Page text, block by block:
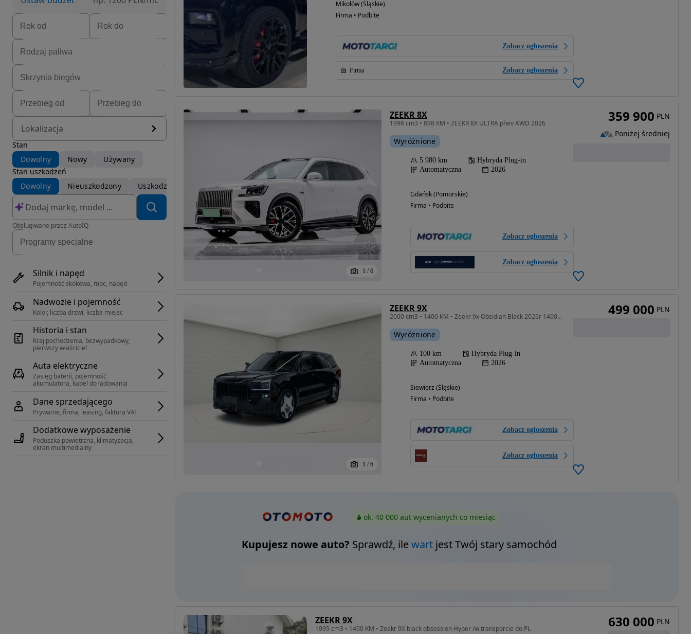
Lokalizacja
Stan
Dowolny
Nowy
Używany
Stan uszkodzeń
Dowolny
Nieuszkodzony Uszkodzony
Obsługiwane przez AutoIQ
Silnik i napęd
Pojemność skokowa, moc, napęd
Nadwozie i pojemność
Kolor, liczba drzwi, liczba miejsc
Historia i stan
Kraj pochodzenia, bezwypadkowy,
pierwszy właściciel
Auta elektryczne
Zasięg baterii, pojemność
akumulatora, kabel do ładowania
Dane sprzedającego
Prywatne, firma, leasing, faktura VAT
Dodatkowe wyposażenie
Poduszka powietrzna, klimatyzacja,
ekran multimedialny
Mikołów (Śląskie)
Firma • Podbite
Zobacz ogłoszenia
Firma Zobacz ogłoszenia
1 / 6
ZEEKR 8X
1998 cm3 • 898 KM • ZEEKR 8X ULTRA phev AWD 2026
Wyróżnione
5 980 km
Hybryda Plug-in
Automatyczna
2026
Gdańsk (Pomorskie)
Firma • Podbite
Zobacz ogłoszenia
Zobacz ogłoszenia
359 900 PLN
Poniżej średniej
1 / 6
ZEEKR 9X
2000 cm3 • 1400 KM • Zeekr 9x Obsidian Black 2026r 1400KM 100km przebiegu
Wyróżnione
100 km
Hybryda Plug-in
Automatyczna
2026
Siewierz (Śląskie)
Firma • Podbite
Zobacz ogłoszenia
Zobacz ogłoszenia
499 000 PLN
ok. 40 000 aut wycenianych co miesiąc
Kupujesz nowe auto? Sprawdź, ilewartjest Twój stary samochód
ZEEKR 9X
1995 cm3 • 1400 KM • Zeekr 9X black obsession Hyper /w transporcie do PL 630 000 PLN